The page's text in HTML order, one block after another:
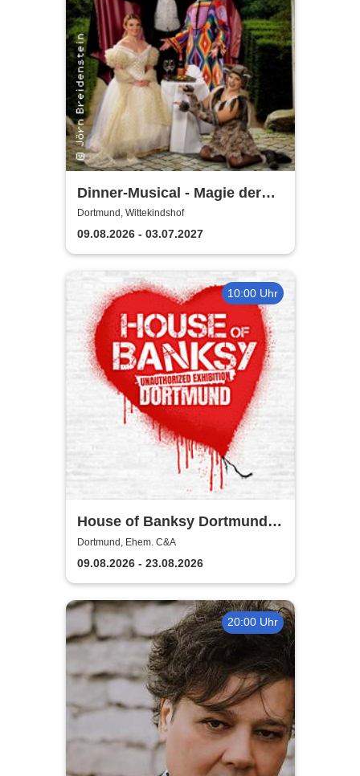
Dinner-Musical - Magie der
Melodie
Dortmund, Wittekindshof
09.08.2026 - 03.07.2027
10:00 Uhr
House of Banksy Dortmund |
Zeitfensterticket
Dortmund, Ehem. C&A
09.08.2026 - 23.08.2026
20:00 Uhr